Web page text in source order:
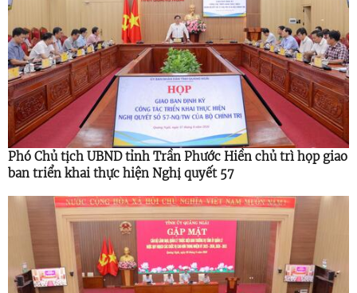
Phó Chủ tịch UBND tỉnh Trần Phước Hiền chủ trì họp giao
ban triển khai thực hiện Nghị quyết 57